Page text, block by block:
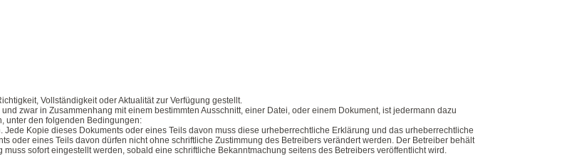
Vollständigkeit oder Aktualität zur Verfügung gestellt.
zwar in Zusammenhang mit einem bestimmten Ausschnitt, einer Datei, oder einem Dokument, ist jedermann dazu
unter den folgenden Bedingungen:
Kopie dieses Dokuments oder eines Teils davon muss diese urheberrechtliche Erklärung und das urheberrechtliche
oder eines Teils davon dürfen nicht ohne schriftliche Zustimmung des Betreibers verändert werden. Der Betreiber behält
sofort eingestellt werden, sobald eine schriftliche Bekanntmachung seitens des Betreibers veröffentlicht wird.